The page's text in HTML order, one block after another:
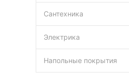
Сантехника
Электрика
Напольные покрытия